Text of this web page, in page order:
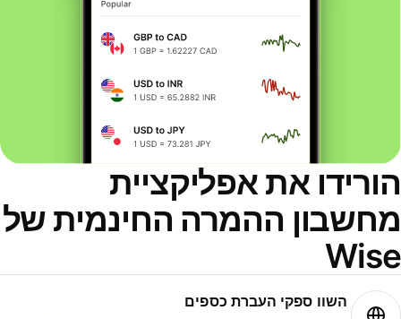
את אפליקציית
ההמרה החינמית של
השוו ספקי העברת כספים